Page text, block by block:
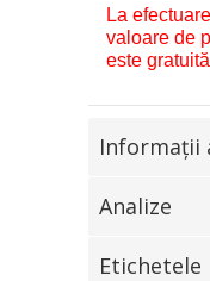
La
valoare de
este
Informaţii
Analize